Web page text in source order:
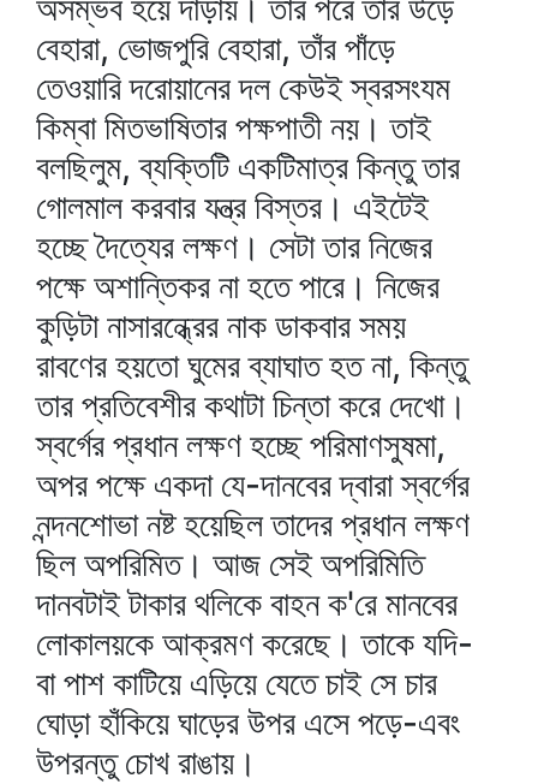
অসম্ভব হয়ে দাঁড়ায়। তার পরে তাঁর উড়ে
বেহারা, ভোজপুরি বেহারা, তাঁর পাঁড়ে
তেওয়ারি দরোয়ানের দল কেউই স্বরসংযম
কিম্বা মিতভাষিতার পক্ষপাতী নয়। তাই
বলছিলুম, ব্যক্তিটি একটিমাত্র কিন্তু তার
গোলমাল করবার যন্ত্র বিস্তর। এইটেই
হচ্ছে দৈত্যের লক্ষণ। সেটা তার নিজের
পক্ষে অশান্তিকর না হতে পারে। নিজের
কুড়িটা নাসারন্ধ্রের নাক ডাকবার সময়
রাবণের হয়তো ঘুমের ব্যাঘাত হত না, কিন্তু
তার প্রতিবেশীর কথাটা চিন্তা করে দেখো।
স্বর্গের প্রধান লক্ষণ হচ্ছে পরিমাণসুষমা,
অপর পক্ষে একদা যে-দানবের দ্বারা স্বর্গের
নন্দনশোভা নষ্ট হয়েছিল তাদের প্রধান লক্ষণ
ছিল অপরিমিত। আজ সেই অপরিমিতি
দানবটাই টাকার থলিকে বাহন ক'রে মানবের
লোকালয়কে আক্রমণ করেছে। তাকে যদি-
বা পাশ কাটিয়ে এড়িয়ে যেতে চাই সে চার
ঘোড়া হাঁকিয়ে ঘাড়ের উপর এসে পড়ে-এবং
উপরন্তু চোখ রাঙায়।